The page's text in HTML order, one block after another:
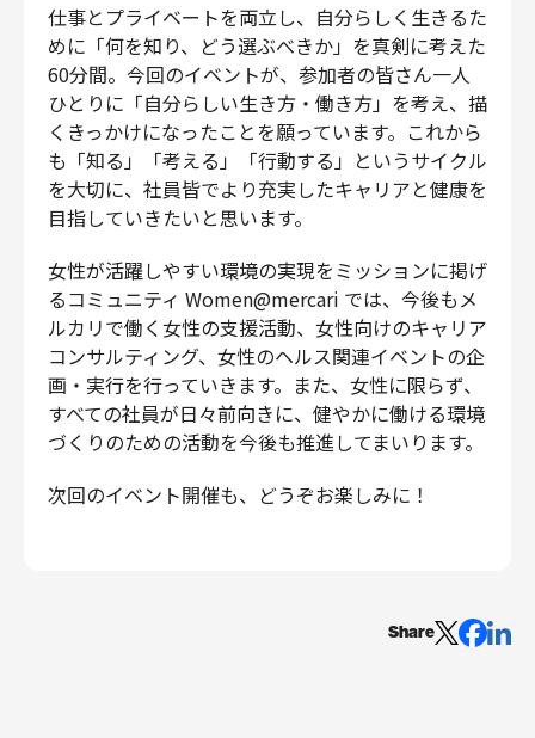
仕事とプライベートを両立し、自分らしく生きるた
めに「何を知り、どう選ぶべきか」を真剣に考えた
60分間。今回のイベントが、参加者の皆さん一人
ひとりに「自分らしい生き方・働き方」を考え、描
くきっかけになったことを願っています。これから
も「知る」「考える」「行動する」というサイクル
を大切に、社員皆でより充実したキャリアと健康を
目指していきたいと思います。
女性が活躍しやすい環境の実現をミッションに掲げ
るコミュニティ Women@mercari では、今後もメ
ルカリで働く女性の支援活動、女性向けのキャリア
コンサルティング、女性のヘルス関連イベントの企
画・実行を行っていきます。また、女性に限らず、
すべての社員が日々前向きに、健やかに働ける環境
づくりのための活動を今後も推進してまいります。
次回のイベント開催も、どうぞお楽しみに！
Share